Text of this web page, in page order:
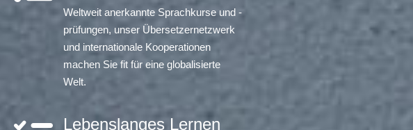
Weltweit anerkannte Sprachkurse und -
prüfungen, unser Übersetzernetzwerk
und internationale Kooperationen
machen Sie fit für eine globalisierte
Welt.
Lebenslanges Lernen